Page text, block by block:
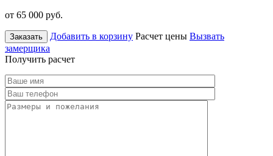
от 65 000 руб.
Заказать Добавить в корзину Расчет цены Вызвать
замерщика
Получить расчет